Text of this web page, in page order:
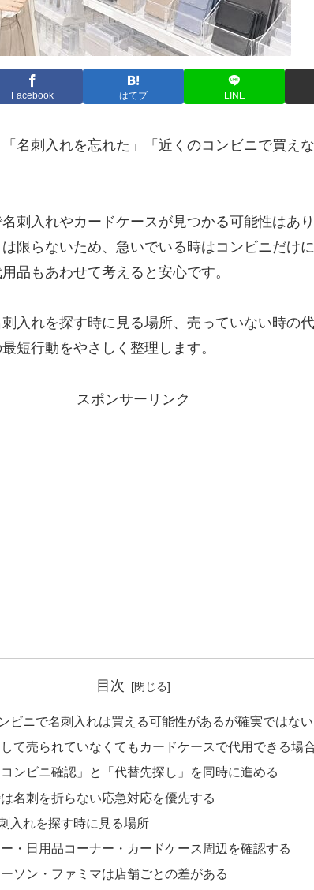
Facebook はてブ LINE
名刺入れを忘れた」「近くのコンビニで買え
刺入れやカードケースが見つかる可能性はあ
限らないため、急いでいる時はコンビニだけ
品もあわせて考えると安心です。
入れを探す時に見る場所、売っていない時の
短行動をやさしく整理します。
スポンサーリンク
目次
ビニで名刺入れは買える可能性があるが確実ではない
て売られていなくてもカードケースで代用できる場
ンビニ確認」と「代替先探し」を同時に進める
名刺を折らない応急対応を優先する
入れを探す時に見る場所
・日用品コーナー・カードケース周辺を確認する
ソン・ファミマは店舗ごとの差がある